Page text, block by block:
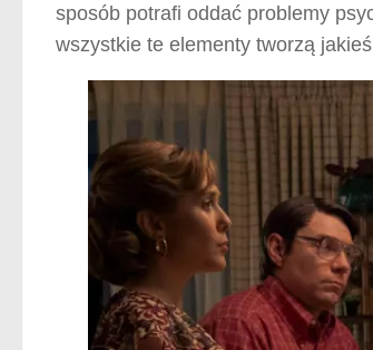
sposób potrafi oddać problemy
wszystkie te elementy tworzą